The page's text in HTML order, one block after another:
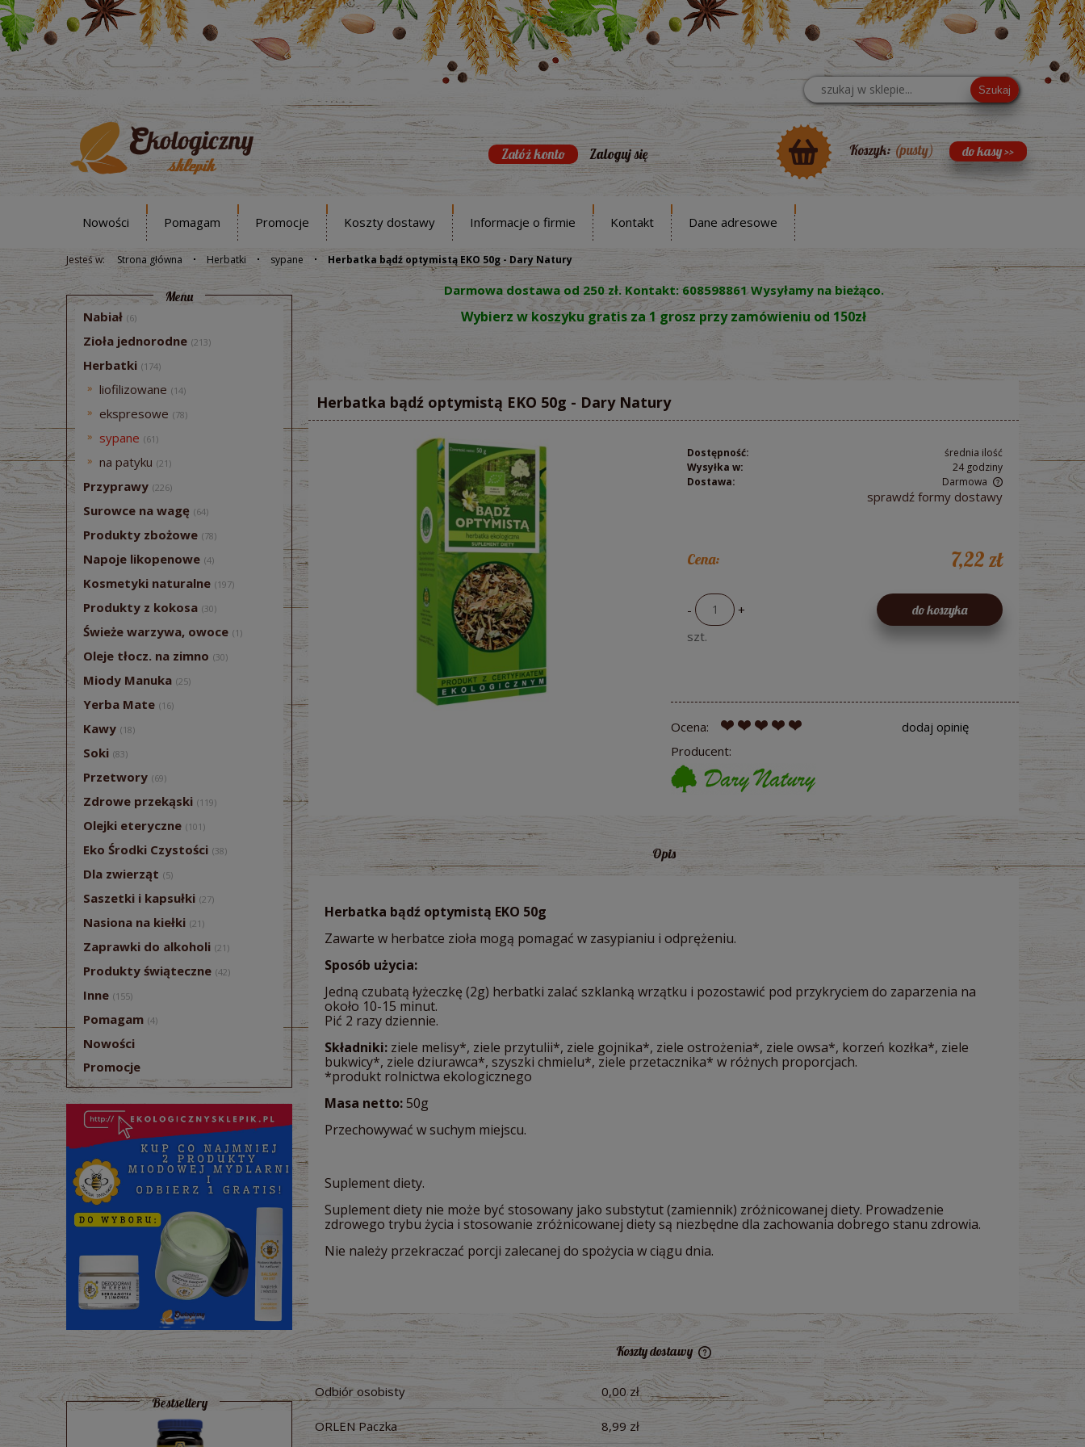
Szukaj
Załóż konto Zaloguj się Koszyk: (pusty)
Nowości Pomagam Promocje Koszty dostawy Informacje o firmie Kontakt Dane adresowe
Jesteś w: Strona główna Herbatki sypane Herbatka bądź optymistą EKO 50g - Dary Natury
Menu
Nabiał (6)
Zioła jednorodne (213)
Herbatki (174)
liofilizowane (14)
ekspresowe (78)
sypane (61)
na patyku (21)
Przyprawy (226)
Surowce na wagę (64)
Produkty zbożowe (78)
Napoje likopenowe (4)
Kosmetyki naturalne (197)
Produkty z kokosa (30)
Świeże warzywa, owoce (1)
Oleje tłocz. na zimno (30)
Miody Manuka (25)
Yerba Mate (16)
Kawy (18)
Soki (83)
Przetwory (69)
Zdrowe przekąski (119)
Olejki eteryczne (101)
Eko Środki Czystości (38)
Dla zwierząt (5)
Saszetki i kapsułki (27)
Nasiona na kiełki (21)
Zaprawki do alkoholi (21)
Produkty świąteczne (42)
Inne (155)
Pomagam (4)
Nowości
Promocje
Bestsellery
Darmowa dostawa od 250 zł. Kontakt: 608598861 Wysyłamy na bieżąco.
Wybierz w koszyku gratis za 1 grosz przy zamówieniu od 150zł
Herbatka bądź optymistą EKO 50g - Dary Natury
Dostępność:
średnia ilość
Wysyłka w:
24 godziny
Dostawa:
Darmowa
sprawdź formy dostawy
Cena: 7,22 zł
-
+
szt.
do koszyka
Ocena:
Producent:
dodaj opinię
Opis
Herbatka bądź optymistą EKO 50g
Zawarte w herbatce zioła mogą pomagać w zasypianiu i odprężeniu.
Sposób użycia:
Jedną czubatą łyżeczkę (2g) herbatki zalać szklanką wrzątku i pozostawić pod przykryciem do zaparzenia na
około 10-15 minut.
Pić 2 razy dziennie.
Składniki: ziele melisy*, ziele przytulii*, ziele gojnika*, ziele ostrożenia*, ziele owsa*, korzeń kozłka*, ziele
bukwicy*, ziele dziurawca*, szyszki chmielu*, ziele przetacznika* w różnych proporcjach.
*produkt rolnictwa ekologicznego
Masa netto:50g
Przechowywać w suchym miejscu.
Suplement diety.
Suplement diety nie może być stosowany jako substytut (zamiennik) zróżnicowanej diety. Prowadzenie
zdrowego trybu życia i stosowanie zróżnicowanej diety są niezbędne dla zachowania dobrego stanu zdrowia.
Nie należy przekraczać porcji zalecanej do spożycia w ciągu dnia.
Koszty dostawy
Cena nie zawiera ewentualnych kosztów
płatności
Odbiór osobisty 0,00 zł
ORLEN Paczka 8,99 zł